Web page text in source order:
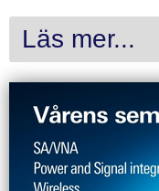
Läs mer...